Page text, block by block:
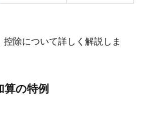
除について詳しく解説しま
算の特例